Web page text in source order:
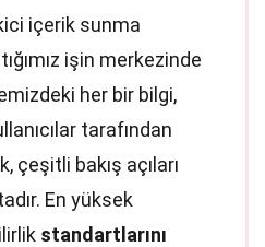
içerik sunma
işin merkezinde
her bir bilgi,
tarafından
çeşitli bakış açıları
En yüksek
standartlarını